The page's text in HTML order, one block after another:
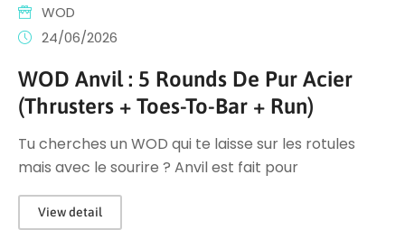
WOD
24/06/2026
WOD Anvil : 5 Rounds De Pur Acier
(Thrusters + Toes-To-Bar + Run)
Tu cherches un WOD qui te laisse sur les rotules
mais avec le sourire ? Anvil est fait pour
View detail